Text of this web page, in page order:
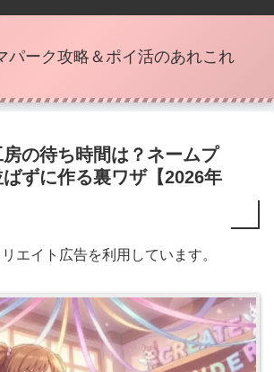
パーク攻略＆ポイ活のあれこれ
房の待ち時間は？ネームプ
ばずに作る裏ワザ【2026年
エイト広告を利用しています。